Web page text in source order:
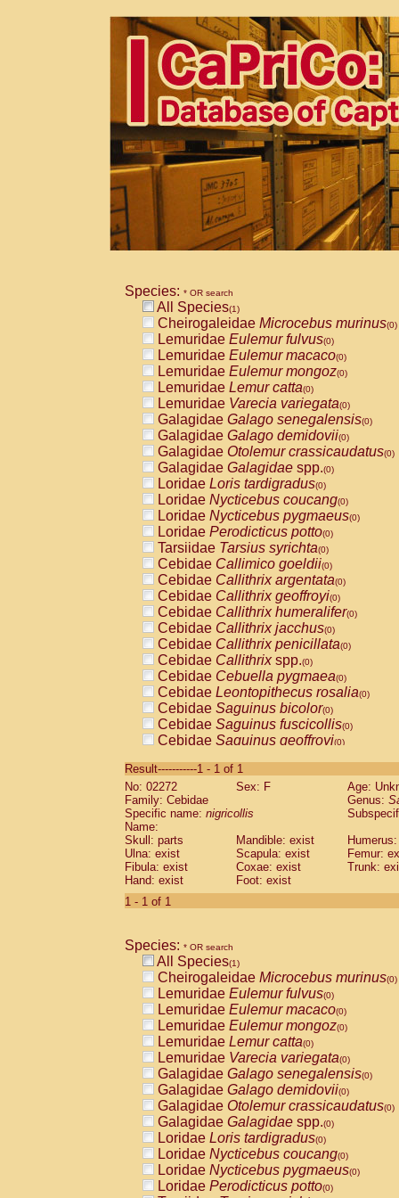
Species: * OR search
All Species(1)
Cheirogaleidae Microcebus murinus(0)
Lemuridae Eulemur fulvus(0)
Lemuridae Eulemur macaco(0)
Lemuridae Eulemur mongoz(0)
Lemuridae Lemur catta(0)
Lemuridae Varecia variegata(0)
Galagidae Galago senegalensis(0)
Galagidae Galago demidovii(0)
Galagidae Otolemur crassicaudatus(0)
Galagidae Galagidae spp.(0)
Loridae Loris tardigradus(0)
Loridae Nycticebus coucang(0)
Loridae Nycticebus pygmaeus(0)
Loridae Perodicticus potto(0)
Tarsiidae Tarsius syrichta(0)
Cebidae Callimico goeldii(0)
Cebidae Callithrix argentata(0)
Cebidae Callithrix geoffroyi(0)
Cebidae Callithrix humeralifer(0)
Cebidae Callithrix jacchus(0)
Cebidae Callithrix penicillata(0)
Cebidae Callithrixspp.(0)
Cebidae Cebuella pygmaea(0)
Cebidae Leontopithecus rosalia(0)
Cebidae Saguinus bicolor(0)
Cebidae Saguinus fuscicollis(0)
Cebidae Saguinus geoffroyi(0)
CebidaeSaguinus labiatus(0)
Cebidae Saguinus leucopus (0)
Cebidae
CebidaeSaguinus mystax
Cebidae Saguinus nigricollis (1)
Cebidae Saguinus oedipus
Cebidae Saguinus weddelli
Cebidae Saguinusspp.
Cebidae
CebidaeCebus capucinus
CebidaeCebus nigrivittatus
CebidaeCebus spp.(0)
CebidaeSaimiri boliviensis(0)
CebidaeSaimiri sciureus(0)
AtelidaeAlouatta caraya(0)
AtelidaeAlouatta fusca(0)
AtelidaeAlouatta seniculus(0)
AtelidaeAlouattaspp.(0)
AtelidaeAteles belzebuth(0)
AtelidaeAteles geoffroyi(0)
AtelidaeAteles paniscus(0)
AtelidaeAtelesspp.(0)
AtelidaeLagothrix lagothricha(0)
AtelidaeLagothrix lagothricha cana
PitheciidaeCacajao calvus
Result-----------1 - 1 of 1
No: 02272
Sex: F
Age:
Family: Cebidae
Genus:
Specific name: nigricollis
Name:
Skull: parts
Mandible: exist
Ulna: exist
Scapula: exist
Femur:
Fibula: exist
Coxae: exist
Trunk:
Hand: exist
Foot: exist
1 - 1 of 1
Species: * OR search
All Species(1)
Cheirogaleidae Microcebus murinus(0)
Lemuridae Eulemur fulvus(0)
Lemuridae Eulemur macaco(0)
Lemuridae Eulemur mongoz(0)
Lemuridae Lemur catta(0)
Lemuridae Varecia variegata(0)
Galagidae Galago senegalensis(0)
Galagidae Galago demidovii(0)
Galagidae Otolemur crassicaudatus(0)
Galagidae Galagidae spp.(0)
Loridae Loris tardigradus(0)
Loridae Nycticebus coucang(0)
Loridae Nycticebus pygmaeus(0)
Loridae Perodicticus potto(0)